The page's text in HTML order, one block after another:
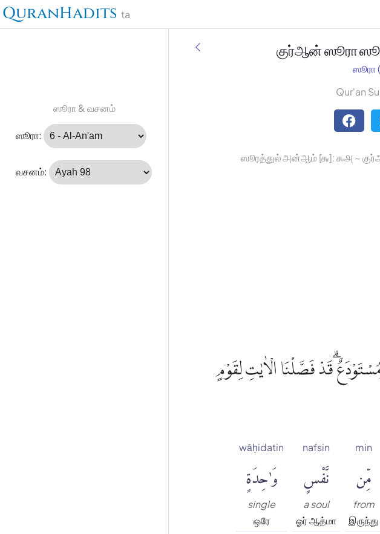
QuranHadits ta
ஸூரா & வசனம்
ஸூரா:
வசனம்:
குர்ஆன் ஸூரா
Qur'an
ஸூரத்துல் அன்ஆம் [௬]: ௯௮ ~
ۗقَدْ فَصَّلْنَا الْاٰيٰتِ لِقَوْمٍ
min
مِّن
from
இருந்து
nafsin
نَّفْسٍ
a soul
ஓர் ஆத்மா
wāḥidatin
وَٰحِدَةٍ
single
ஒரே